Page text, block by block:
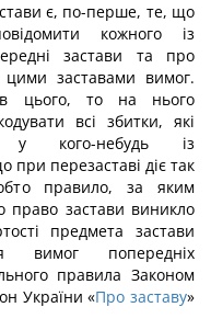
є, по-перше, те, що
кожного із
застави та про
цими заставами вимог.
цього, то на нього
всі збитки, які
у кого-небудь із
при перезаставі діє так
правило, за яким
право застави виникло
предмета застави
вимог попередніх
правила Законом
України «Про заставу»